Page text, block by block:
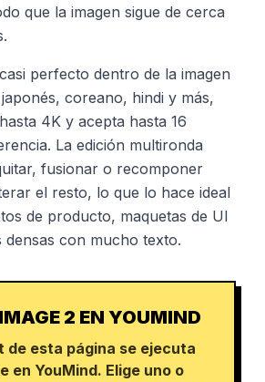
que la imagen sigue de cerca
perfecto dentro de la imagen
coreano, hindi y más,
4K y acepta hasta 16
La edición multironda
fusionar o recomponer
el resto, lo que lo hace ideal
de producto, maquetas de UI
densas con mucho texto.
2 EN YOUMIND
de esta página se ejecuta
en YouMind. Elige uno o